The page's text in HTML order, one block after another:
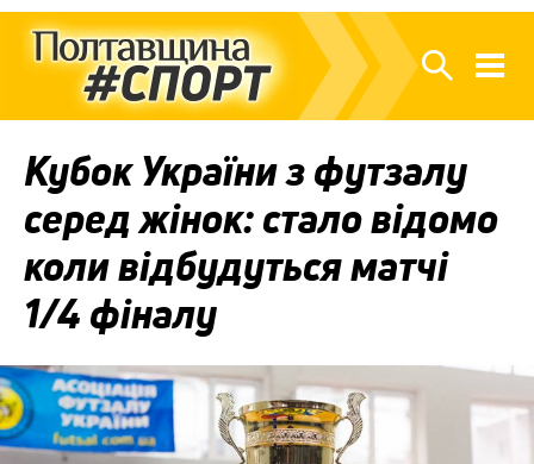
Кубок України з футзалу
серед жінок: стало відомо
коли відбудуться матчі
1/4 фіналу